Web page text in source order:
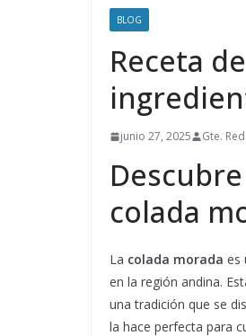
BLOG
Receta
junio 27, 2025 Gte.
colada
La colada morada es
en la región andina.
una tradición que se
la hace perfecta para